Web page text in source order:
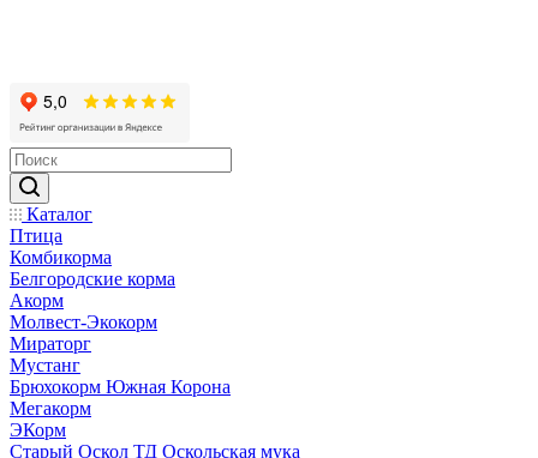
Каталог
Птица
Комбикорма
Белгородские корма
Акорм
Молвест-Экокорм
Мираторг
Мустанг
Брюхокорм Южная Корона
Мегакорм
ЭКорм
Старый Оскол ТД Оскольская мука